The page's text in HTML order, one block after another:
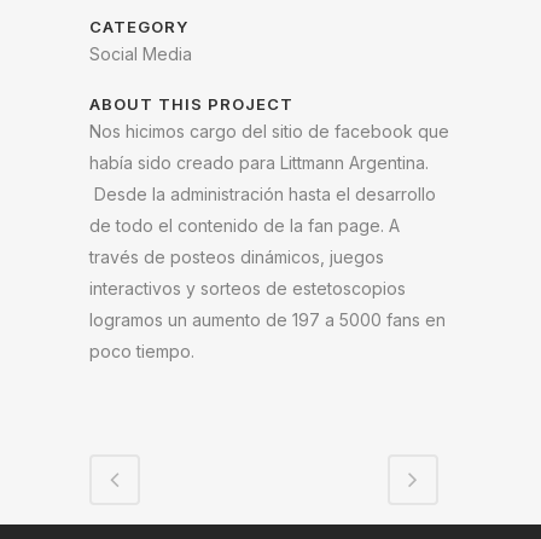
CATEGORY
Social Media
ABOUT THIS PROJECT
Nos hicimos cargo del sitio de facebook que
había sido creado para Littmann Argentina.
Desde la administración hasta el desarrollo
de todo el contenido de la fan page. A
través de posteos dinámicos, juegos
interactivos y sorteos de estetoscopios
logramos un aumento de 197 a 5000 fans en
poco tiempo.